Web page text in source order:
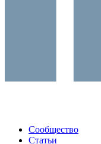
Сообщество
Статьи